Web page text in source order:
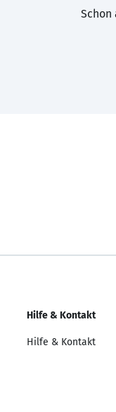
Schon
Hilfe & Kontakt
Hilfe & Kontakt